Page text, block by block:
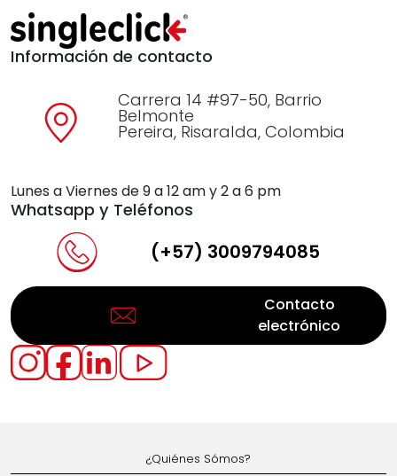
Información de contacto
Carrera 14 #97-50, Barrio
Belmonte
Pereira, Risaralda, Colombia
Lunes a Viernes de 9 a 12 am y 2 a 6 pm
Whatsapp y Teléfonos
(+57) 3009794085
Contacto
electrónico
¿Quiénes Sómos?